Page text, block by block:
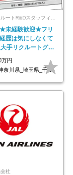
未経験歓迎★フリ
歴は気にしなくて
手リクルートグル
/sg
万円
県_埼玉県_千葉県_大阪府…
社